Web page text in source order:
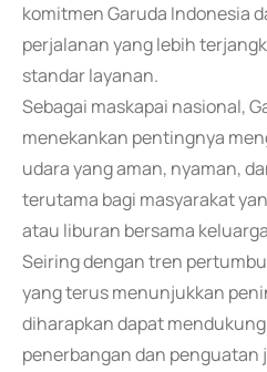
komitmen Garuda Indonesia
perjalanan yang lebih
standar layanan.
Sebagai maskapai nasional,
menekankan pentingnya
udara yang aman, nyaman,
terutama bagi masyarakat
atau liburan bersama
Seiring dengan tren
yang terus menunjukkan
diharapkan dapat
penerbangan dan penguatan